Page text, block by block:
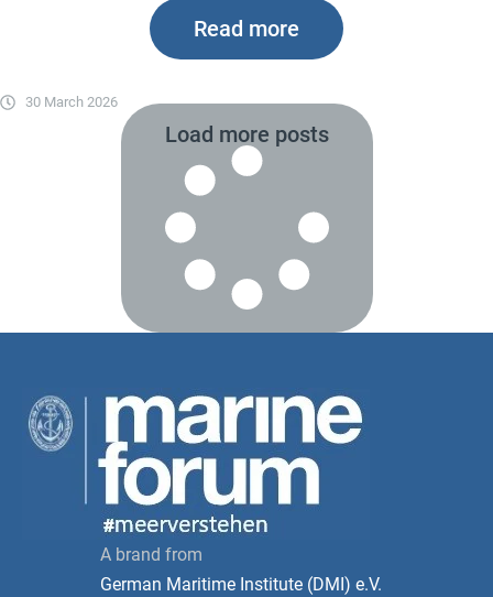
30 March 2026
Read more
Load more posts
A brand from
German Maritime Institute (DMI) e.V.